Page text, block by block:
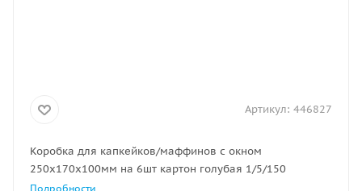
Артикул: 446827
Коробка для капкейков/маффинов с окном
250х170х100мм на 6шт картон голубая 1/5/150
Подробности